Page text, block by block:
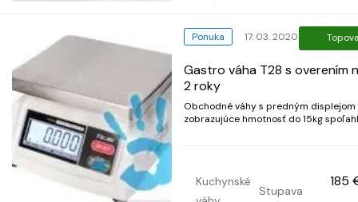
Ponuka 17. 03. 2020
Gastro váha T28 s overením
2 roky
Obchodné váhy s predným displejom
zobrazujúce hmotnosť do 15kg
bufety, predajne pre kont...
Kuchynské
Stupava
185